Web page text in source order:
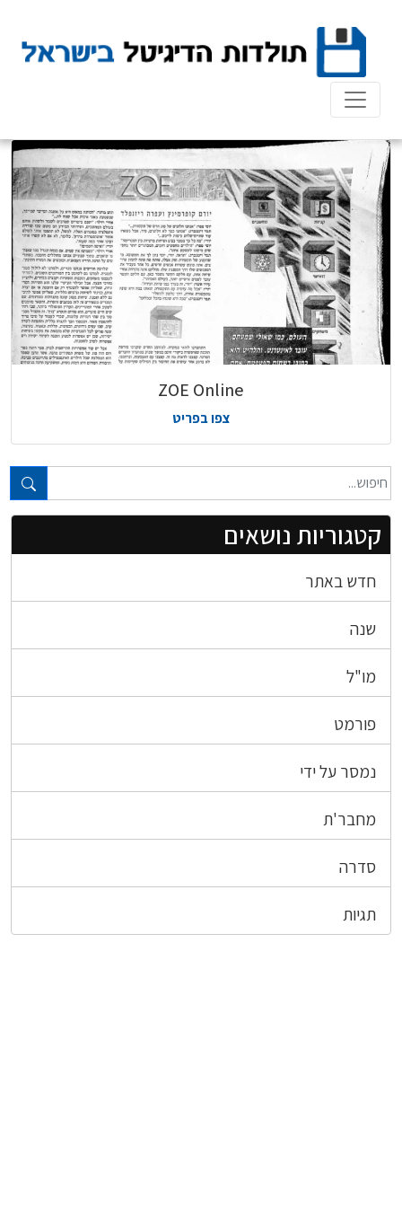
content
טקסט חופשי...
קטגוריות נושאים
חדש באתר
שנה
מו"ל
פורמט
נמסר על ידי
מחבר'ת
סדרה
תגיות
ZOE Online
צפו בפריט